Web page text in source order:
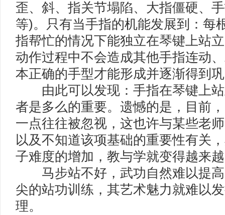
歪、斜、指关节塌陷、大指僵硬、
等)。只有当手指的机能发展到：每
指帮忙的情况下能独立在琴键上站
动作过程中不会造成其他手指连动
本正确的手型才能形成并逐渐得到
由此可以发现：手指在琴键上站
者是多么的重要。遗憾的是，目前
一点往往被忽视，这也许与某些老
以及不知道该项基础的重要性有关
子难度的增加，教与学就变得越来
马步站不好，武功自然难以提高
尖的站功训练，其艺术魅力就难以
理。